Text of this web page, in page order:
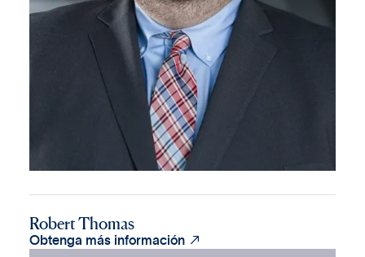
Robert Thomas
Obtenga más información 